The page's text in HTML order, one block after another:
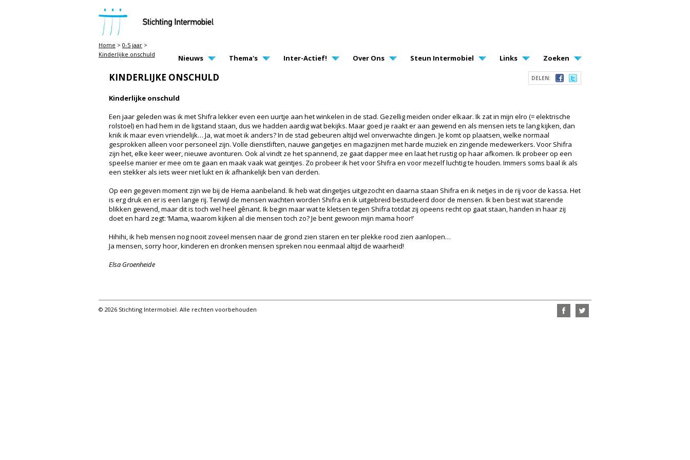
STICHTING INTERMOBIEL
MAIN PAGE NAVIGATION
Nieuws Thema's Inter-Actief! Over Ons Steun Intermobiel Links Zoeken
Home > 0-5 jaar >
Kinderlijke onschuld
DELEN:
KINDERLIJKE ONSCHULD
Kinderlijke onschuld
Een jaar geleden was ik met Shifra lekker even een uurtje aan het winkelen in de stad. Gezellig meiden onder elkaar. Ik zat in mijn elro (= elektrische
rolstoel) en had hem in de ligstand staan, dus we hadden aardig wat bekijks. Maar goed je raakt er aan gewend en als mensen iets te lang kijken, dan
knik ik maar even vriendelijk… Ja, wat moet ik anders? In de stad gebeuren altijd wel onverwachte dingen. Je komt op plaatsen, welke normaal
gesprokken alleen voor personeel zijn. Volle dienstliften, nauwe gangetjes en magazijnen met harde muziek en zingende medewerkers. Voor Shifra
zijn het, elke keer weer, nieuwe avonturen. Ook al vindt ze het spannend, ze gaat dapper mee en laat het rustig op haar afkomen. Ik probeer op een
speelse manier er mee om te gaan en maak vaak wat geintjes. Zo probeer ik het voor Shifra en voor mezelf luchtig te houden. Immers soms baal ik als
een stekker als iets weer niet lukt en ik afhankelijk ben van derden.
Op een gegeven moment zijn we bij de Hema aanbeland. Ik heb wat dingetjes uitgezocht en daarna staan Shifra en ik netjes in de rij voor de kassa. Het
is erg druk en er is een lange rij. Terwijl de mensen wachten worden Shifra en ik uitgebreid bestudeerd door de mensen. Ik ben best wat starende
blikken gewend, maar dit is toch wel heel gênant. Ik begin maar wat te kletsen tegen Shifra totdat zij opeens recht op gaat staan, handen in haar zij
doet en hard zegt: ‘Mama, waarom kijken al die mensen toch zo? Je bent gewoon mijn mama hoor!’
Hihihi, ik heb mensen nog nooit zoveel mensen naar de grond zien staren en ter plekke rood zien aanlopen…
Ja mensen, sorry hoor, kinderen en dronken mensen spreken nou eenmaal altijd de waarheid!
Elsa Groenheide
© 2026 Stichting Intermobiel. Alle rechten voorbehouden